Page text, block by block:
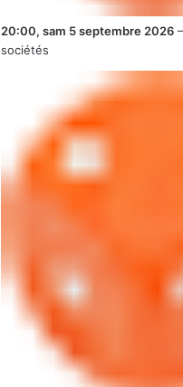
20:00, sam 5 septembre 2026 –
sociétés